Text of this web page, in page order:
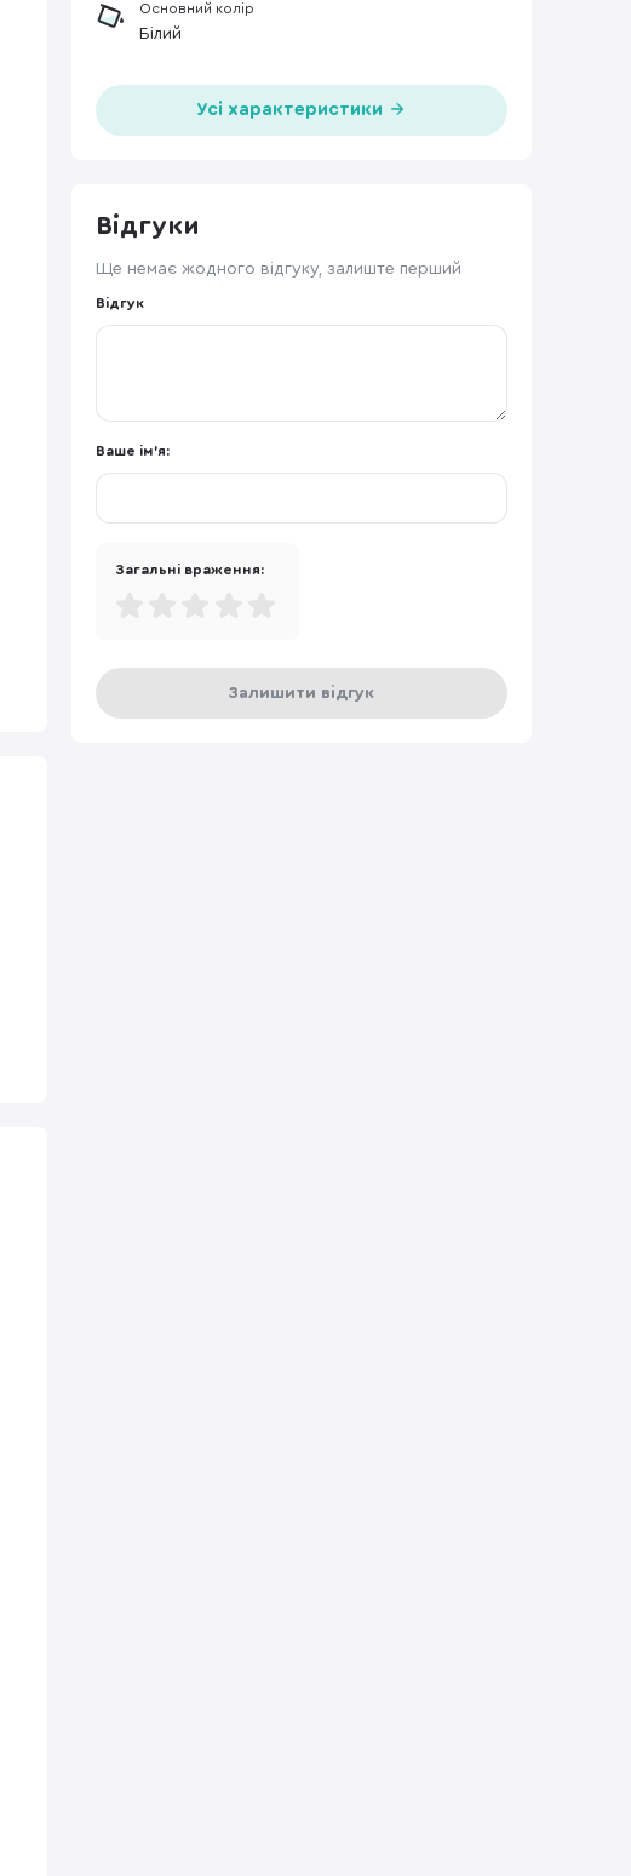
Основний колір
Білий
Усі характеристики
Відгуки
Ще немає жодного відгуку, залиште перший
Відгук
Ваше ім'я:
Загальні враження:
Залишити відгук